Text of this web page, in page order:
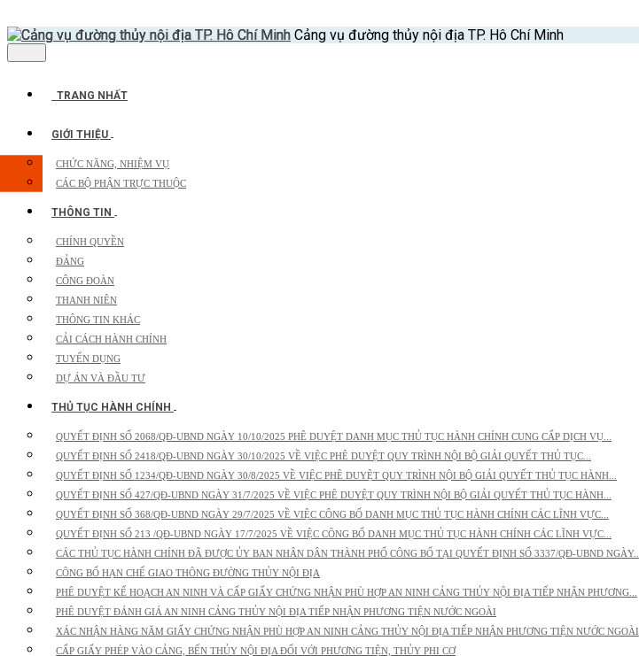
Cảng vụ đường thủy nội địa TP. Hô Chí Minh
TRANG NHẤT
GIỚI THIỆU
CHỨC NĂNG, NHIỆM VỤ
CÁC BỘ PHẬN TRỰC THUỘC
THÔNG TIN
CHÍNH QUYỀN
ĐẢNG
CÔNG ĐOÀN
THANH NIÊN
THÔNG TIN KHÁC
CẢI CÁCH HÀNH CHÍNH
TUYỂN DỤNG
DỰ ÁN VÀ ĐẦU TƯ
THỦ TỤC HÀNH CHÍNH
QUYẾT ĐỊNH SỐ 2068/QĐ-UBND NGÀY 10/10/2025 PHÊ DUYỆT DANH MỤC THỦ TỤC HÀNH CHÍNH CUNG CẤP DỊCH VỤ...
QUYẾT ĐỊNH SỐ 2418/QĐ-UBND NGÀY 30/10/2025 VỀ VIỆC PHÊ DUYỆT QUY TRÌNH NỘI BỘ GIẢI QUYẾT THỦ TỤC...
QUYẾT ĐỊNH SỐ 1234/QĐ-UBND NGÀY 30/8/2025 VỀ VIỆC PHÊ DUYỆT QUY TRÌNH NỘI BỘ GIẢI QUYẾT THỦ TỤC HÀNH...
QUYẾT ĐỊNH SỐ 427/QĐ-UBND NGÀY 31/7/2025 VỀ VIỆC PHÊ DUYỆT QUY TRÌNH NỘI BỘ GIẢI QUYẾT THỦ TỤC HÀNH...
QUYẾT ĐỊNH SỐ 368/QĐ-UBND NGÀY 29/7/2025 VỀ VIỆC CÔNG BỐ DANH MỤC THỦ TỤC HÀNH CHÍNH CÁC LĨNH VỰC...
QUYẾT ĐỊNH SỐ 213 /QĐ-UBND NGÀY 17/7/2025 VỀ VIỆC CÔNG BỐ DANH MỤC THỦ TỤC HÀNH CHÍNH CÁC LĨNH VỰC...
CÁC THỦ TỤC HÀNH CHÍNH ĐÃ ĐƯỢC ỦY BAN NHÂN DÂN THÀNH PHỐ CÔNG BỐ TẠI QUYẾT ĐỊNH SỐ 3337/QĐ-UBND NGÀY...
CÔNG BỐ HẠN CHẾ GIAO THÔNG ĐƯỜNG THỦY NỘI ĐỊA
PHÊ DUYỆT KẾ HOẠCH AN NINH VÀ CẤP GIẤY CHỨNG NHẬN PHÙ HỢP AN NINH CẢNG THỦY NỘI ĐỊA TIẾP NHẬN PHƯƠNG...
PHÊ DUYỆT ĐÁNH GIÁ AN NINH CẢNG THỦY NỘI ĐỊA TIẾP NHẬN PHƯƠNG TIỆN NƯỚC NGOÀI
XÁC NHẬN HÀNG NĂM GIẤY CHỨNG NHẬN PHÙ HỢP AN NINH CẢNG THỦY NỘI ĐỊA TIẾP NHẬN PHƯƠNG TIỆN NƯỚC NGOÀI
CẤP GIẤY PHÉP VÀO CẢNG, BẾN THỦY NỘI ĐỊA ĐỐI VỚI PHƯƠNG TIỆN, THỦY PHI CƠ